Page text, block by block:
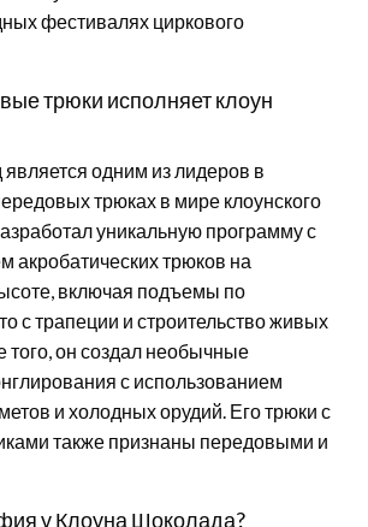
фестивалях циркового
трюки исполняет клоун
одним из лидеров в
трюках в мире клоунского
уникальную программу с
акробатических трюков на
включая подъемы по
с трапеции и строительство живых
того, он создал необычные
с использованием
и холодных орудий. Его трюки с
также признаны передовыми и
у Клоуна Шоколада?